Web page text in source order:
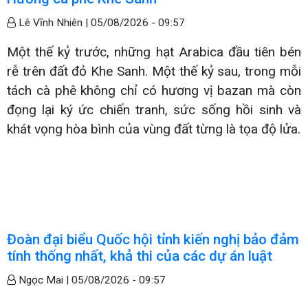
Lê Vĩnh Nhiên | 05/08/2026 - 09:57
Một thế kỷ trước, những hạt Arabica đầu tiên bén
rễ trên đất đỏ Khe Sanh. Một thế kỷ sau, trong mỗi
tách cà phê không chỉ có hương vị bazan mà còn
đọng lại ký ức chiến tranh, sức sống hồi sinh và
khát vọng hòa bình của vùng đất từng là tọa độ lửa.
Đoàn đại biểu Quốc hội tỉnh kiến nghị bảo đảm
tính thống nhất, khả thi của các dự án luật
Ngọc Mai | 05/08/2026 - 09:57